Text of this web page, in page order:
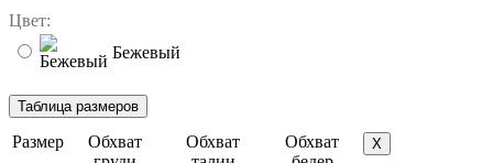
Цвет:
Бежевый
Размер
Обхват
Обхват
Обхват
X